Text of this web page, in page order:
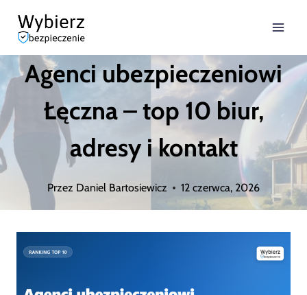
Przejdź
treściAgenci ubezpieczeniowi
Łęczna – top 10 biur,
adresy i kontakt
Przez Daniel Bartosiewicz 12 czerwca, 2026